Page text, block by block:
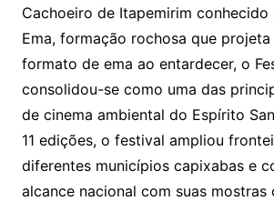
Cachoeiro de Itapemirim conhecido
Ema, formação rochosa que
formato de ema ao entardecer, o
consolidou-se como uma das
de cinema ambiental do Espírito
11 edições, o festival ampliou
diferentes municípios capixabas e
alcance nacional com suas mostras